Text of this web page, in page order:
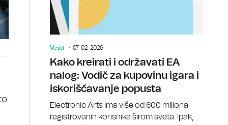
Vesti 07-02-2026
Kako kreirati i održavati EA
nalog: Vodič za kupovinu igara i
iskorišćavanje popusta
Electronic Arts ima više od 600 miliona
registrovanih korisnika širom sveta. Ipak,